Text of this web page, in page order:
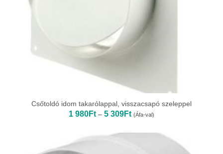
Csőtoldó idom takarólappal, visszacsapó szeleppel
1 980Ft – 5 309FtÁrtartomány:
1
-
(Áfa-val)